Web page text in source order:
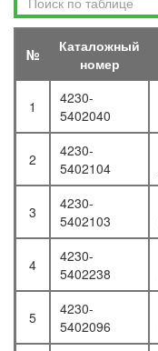
№
Каталожный
номер
1
4230-
5402040
2
4230-
5402104
3
4230-
5402103
4
4230-
5402238
5
4230-
5402096